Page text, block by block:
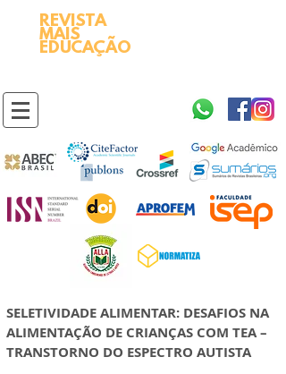
REVISTA
MAIS
EDUCAÇÃO
SELETIVIDADE ALIMENTAR: DESAFIOS NA
ALIMENTAÇÃO DE CRIANÇAS COM TEA –
TRANSTORNO DO ESPECTRO AUTISTA